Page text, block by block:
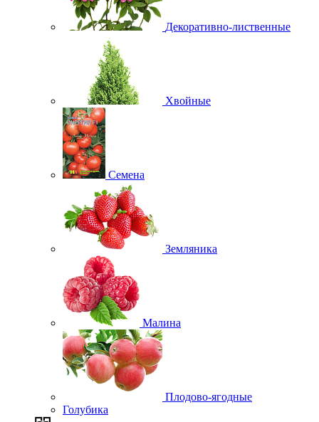
Декоративно-лиственные
Хвойные
Семена
Земляника
Малина
Плодово-ягодные
Голубика